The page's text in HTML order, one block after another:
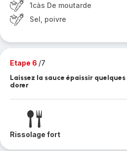
1càs De moutarde
Sel, poivre
Etape 6 /7
Laissez la sauce épaissir
dorer
Rissolage fort